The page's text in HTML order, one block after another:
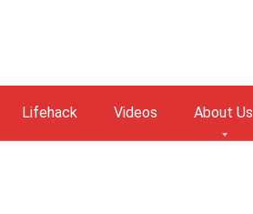
Lifehack Videos About Us